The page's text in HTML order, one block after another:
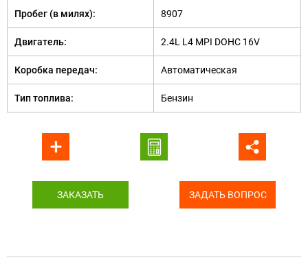
Пробег (в милях): 8907
Двигатель: 2.4L L4 MPI DOHC 16V
Коробка передач: Автоматическая
Тип топлива: Бензин
ЗАКАЗАТЬ ЗАДАТЬ ВОПРОС